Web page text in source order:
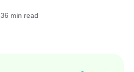
36 min read